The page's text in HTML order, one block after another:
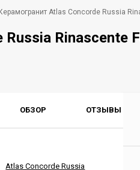
Керамогранит Atlas Concorde Russia
Rinascente
ОБЗОР ОТЗЫВЫ
Atlas Concorde Russia